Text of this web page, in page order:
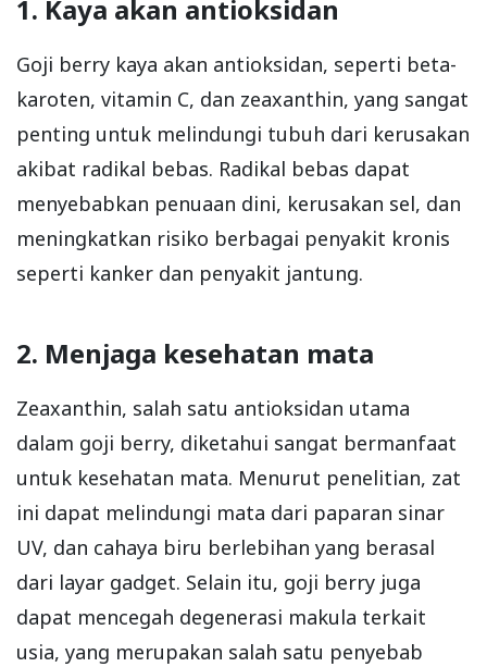
1. Kaya akan antioksidan
Goji berry kaya akan antioksidan, seperti beta-
karoten, vitamin C, dan zeaxanthin, yang sangat
penting untuk melindungi tubuh dari kerusakan
akibat radikal bebas. Radikal bebas dapat
menyebabkan penuaan dini, kerusakan sel, dan
meningkatkan risiko berbagai penyakit kronis
seperti kanker dan penyakit jantung.
2. Menjaga kesehatan mata
Zeaxanthin, salah satu antioksidan utama
dalam goji berry, diketahui sangat bermanfaat
untuk kesehatan mata. Menurut penelitian, zat
ini dapat melindungi mata dari paparan sinar
UV, dan cahaya biru berlebihan yang berasal
dari layar gadget. Selain itu, goji berry juga
dapat mencegah degenerasi makula terkait
usia, yang merupakan salah satu penyebab